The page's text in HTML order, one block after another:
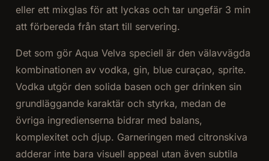
eller ett mixglas för att lyckas och tar ungefär 3 min
att förbereda från start till servering.
Det som gör Aqua Velva speciell är den välavvägda
kombinationen av vodka, gin, blue curaçao, sprite.
Vodka utgör den solida basen och ger drinken sin
grundläggande karaktär och styrka, medan de
övriga ingredienserna bidrar med balans,
komplexitet och djup. Garneringen med citronskiva
adderar inte bara visuell appeal utan även subtila